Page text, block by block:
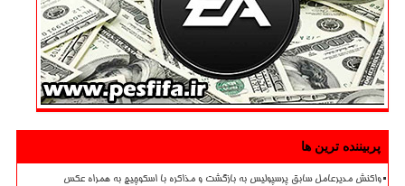
پربیننده ترین ها
واکنش مدیرعامل سابق پرسپولیس به بازگشت و مذاکره با اسکوچیچ به همراه عکس